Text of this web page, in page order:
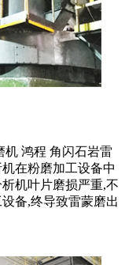
机 鸿程 角闪石岩雷
在粉磨加工设备中
机叶片磨损严重,不
备,终导致雷蒙磨出